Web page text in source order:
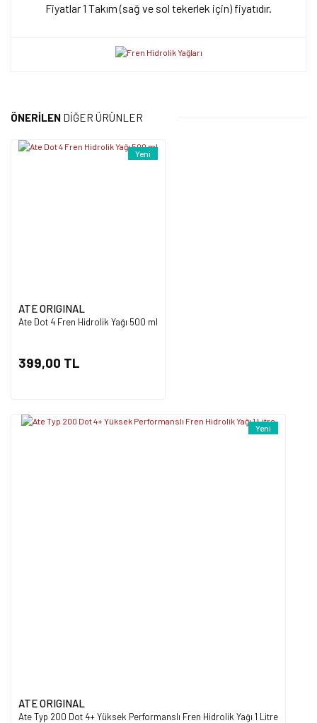
Fiyatlar 1 Takım (sağ ve sol tekerlek için) fiyatıdır.
Yorum Yaz
tarafımıza iletebilirsiniz.
ÖNERİLEN DİĞER ÜRÜNLER
Yeni
ATE ORIGINAL
Ate Dot 4 Fren Hidrolik Yağı 500 ml
399,00 TL
Yeni
ATE ORIGINAL
Ate Typ 200 Dot 4+ Yüksek Performanslı Fren Hidrolik Yağı 1 Litre